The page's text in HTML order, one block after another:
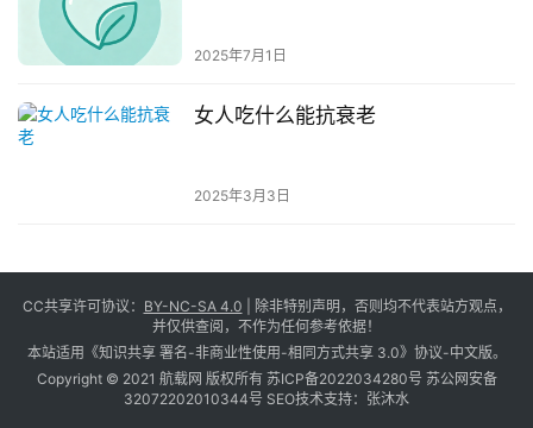
2025年7月1日
女人吃什么能抗衰老
2025年3月3日
CC共享许可协议： BY-NC-SA 4.0 | 除非特别声明，否则均不代表站方观点，
并仅供查阅，不作为任何参考依据！
本站适用《知识共享 署名-非商业性使用-相同方式共享 3.0》协议-中文版。
Copyright © 2021 航载网 版权所有 苏ICP备2022034280号 苏公网安备
32072202010344号 SEO技术支持： 张沐水